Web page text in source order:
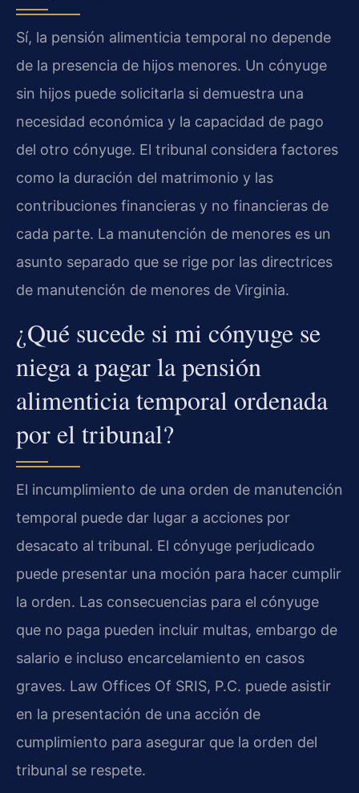
Sí, la pensión alimenticia temporal no depende
de la presencia de hijos menores. Un cónyuge
sin hijos puede solicitarla si demuestra una
necesidad económica y la capacidad de pago
del otro cónyuge. El tribunal considera factores
como la duración del matrimonio y las
contribuciones financieras y no financieras de
cada parte. La manutención de menores es un
asunto separado que se rige por las directrices
de manutención de menores de Virginia.
¿Qué sucede si mi cónyuge se
niega a pagar la pensión
alimenticia temporal ordenada
por el tribunal?
El incumplimiento de una orden de manutención
temporal puede dar lugar a acciones por
desacato al tribunal. El cónyuge perjudicado
puede presentar una moción para hacer cumplir
la orden. Las consecuencias para el cónyuge
que no paga pueden incluir multas, embargo de
salario e incluso encarcelamiento en casos
graves. Law Offices Of SRIS, P.C. puede asistir
en la presentación de una acción de
cumplimiento para asegurar que la orden del
tribunal se respete.